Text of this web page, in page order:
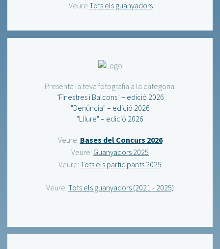
Veure Tots els guanyadors
Presenta la teva fotografia a la categoria:
"Finestres i Balcons" – edició 2026
"Denúncia" – edició 2026
"Lliure" – edició 2026
Veure: Bases del Concurs 2026
Veure: Guanyadors 2025
Veure: Tots els participants 2025
Veure: Tots els guanyadors (2021 - 2025)